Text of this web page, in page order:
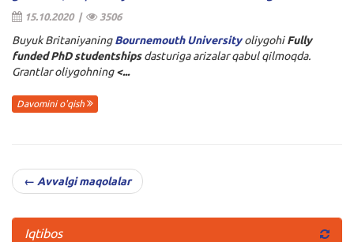
15.10.2020 | 3506
Buyuk BritaniyaningBournemouth UniversityoliygohiFully
funded PhD studentshipsdasturiga arizalar qabul qilmoqda.
Grantlar oliygohning<...
Davomini o'qish
← Avvalgi maqolalar
Iqtibos